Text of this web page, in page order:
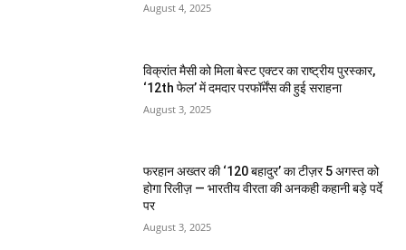
August 4, 2025
विक्रांत मैसी को मिला बेस्ट एक्टर का राष्ट्रीय पुरस्कार,
‘12th फेल’ में दमदार परफॉर्मेंस की हुई सराहना
August 3, 2025
फरहान अख्तर की ‘120 बहादुर’ का टीज़र 5 अगस्त को
होगा रिलीज़ — भारतीय वीरता की अनकही कहानी बड़े पर्दे
पर
August 3, 2025